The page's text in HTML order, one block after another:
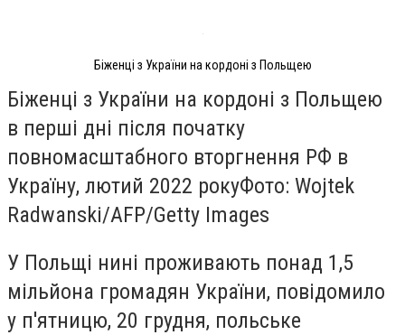
Біженці з України на кордоні з Польщею
Біженці з України на кордоні з Польщею
в перші дні після початку
повномасштабного вторгнення РФ в
Україну, лютий 2022 рокуФото: Wojtek
Radwanski/AFP/Getty Images
У Польщі нині проживають понад 1,5
мільйона громадян України, повідомило
у п'ятницю, 20 грудня, польське